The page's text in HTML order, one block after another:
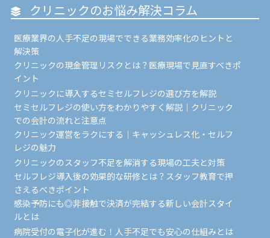
クリニックのお悩み解決コラム
医療業界の人手不足の現場でできる業務効率化のヒントと
解決策
クリニックの現金管理リスクとは？医療現場で見直すべきポ
イント
クリニックに導入するセミセルフレジの選び方を解説
セミセルフレジの使い方をわかりやすく解説｜クリニック
での会計の流れと注意点
クリニック運営をラクにする｜キャッシュレス化・セルフ
レジの魅力
クリニックのスタッフ不足を解消する現場の工夫と対策
セルフレジ導入後の効果的な研修とは？スタッフ教育で押
さえるべきポイント
感染予防にも◎非接触で決済が完結する新しい会計スタイ
ルとは
病院受付の電子化が進む！人手不足でも安心の仕組みとは